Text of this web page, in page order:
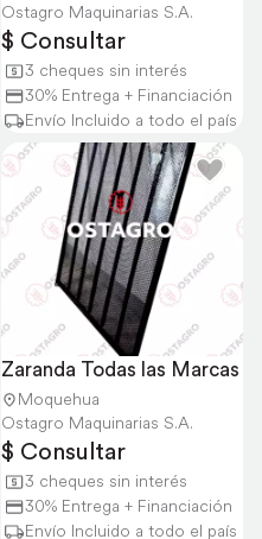
Ostagro Maquinarias S.A.
$ Consultar
3 cheques sin interés
30% Entrega + Financiación
Envío Incluido a todo el país
Zaranda Todas las Marcas
Moquehua
Ostagro Maquinarias S.A.
$ Consultar
3 cheques sin interés
30% Entrega + Financiación
Envío Incluido a todo el país